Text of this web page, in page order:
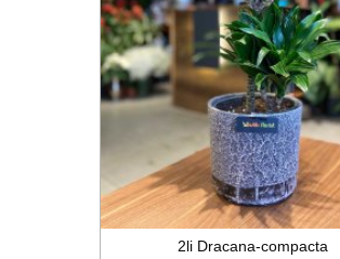
2li Dracana-compacta